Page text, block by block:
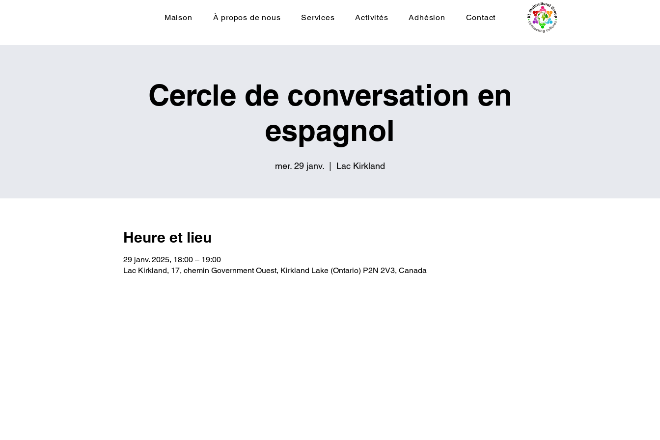
Maison À propos de nous Services Activités Adhésion Contact
Cercle de conversation en
espagnol
mer. 29 janv. Lac Kirkland
Heure et lieu
29 janv. 2025, 18:00 – 19:00
Lac Kirkland, 17, chemin Government Ouest, Kirkland Lake (Ontario) P2N 2V3, Canada